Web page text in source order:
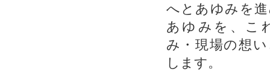
へとあゆみを
あゆみを、こ
み・現場の想
します。